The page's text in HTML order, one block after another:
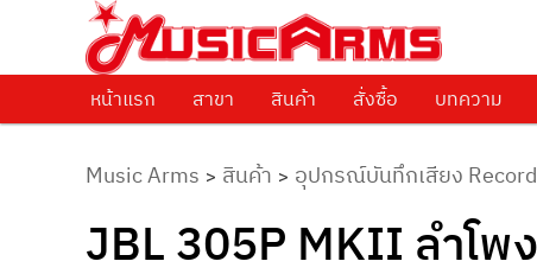
Music Arms
ศูนย์รวมครื่องดนตรีทุกชนิด ตั้งแต่เริ่มต้นถึงมืออาชีพ
Skip to primary content
หน้าแรก สาขา สินค้า สั่งซื้อ บทความ
Music Arms > สินค้า > อุปกรณ์บันทึกเสียง
JBL 305P MKII ลำโพ